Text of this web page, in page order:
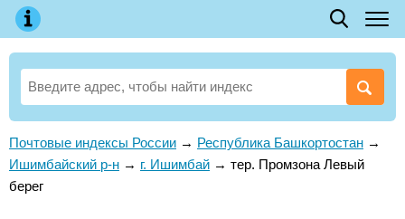
Почтовые индексы России → Республика Башкортостан →
Ишимбайский р-н → г. Ишимбай → тер. Промзона Левый
берег